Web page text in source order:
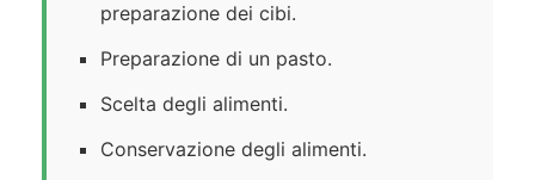
preparazione dei cibi.
Preparazione di un pasto.
Scelta degli alimenti.
Conservazione degli alimenti.